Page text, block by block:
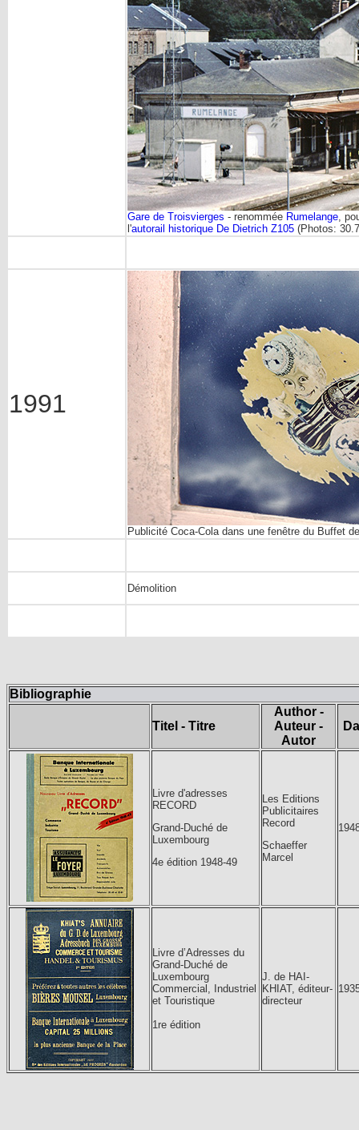
Gare de Troisvierges - renommée Rumelange,
l'autorail historique De Dietrich Z105 (Photos:
1991
Publicité Coca-Cola dans une fenêtre du Buffet
Démolition
Bibliographie
Titel - Titre
Author -
Auteur -
Autor
Livre d'adresses
RECORD
Grand-Duché de
Luxembourg
4e édition 1948-49
Les Editions
Publicitaires
Record
Schaeffer
Marcel
Livre d’Adresses du
Grand-Duché de
Luxembourg
Commercial, Industriel
et Touristique
1re édition
J. de HAI-
KHIAT, éditeur-
directeur